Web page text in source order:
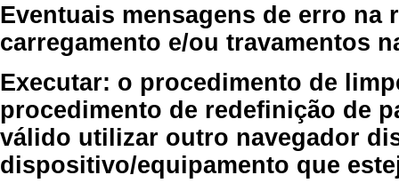
Eventuais mensagens de erro
carregamento e/ou travamentos
Executar: o procedimento de
procedimento de redefinição de
válido utilizar outro navegador
dispositivo/equipamento que